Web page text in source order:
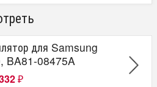
для Samsung
BA81-08475A
₽